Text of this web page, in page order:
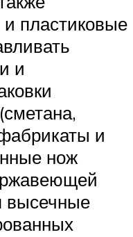
пластиковые
и
и
нож
высечные